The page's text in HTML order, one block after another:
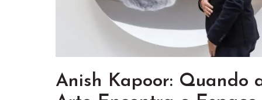
Anish Kapoor: Quando